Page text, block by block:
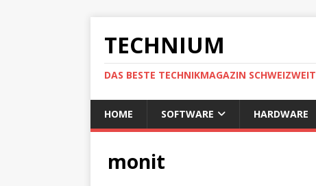
TECHNIUM
DAS BESTE TECHNIKMAGAZIN SCHWEIZWEIT
HOME SOFTWARE HARDWARE
monit